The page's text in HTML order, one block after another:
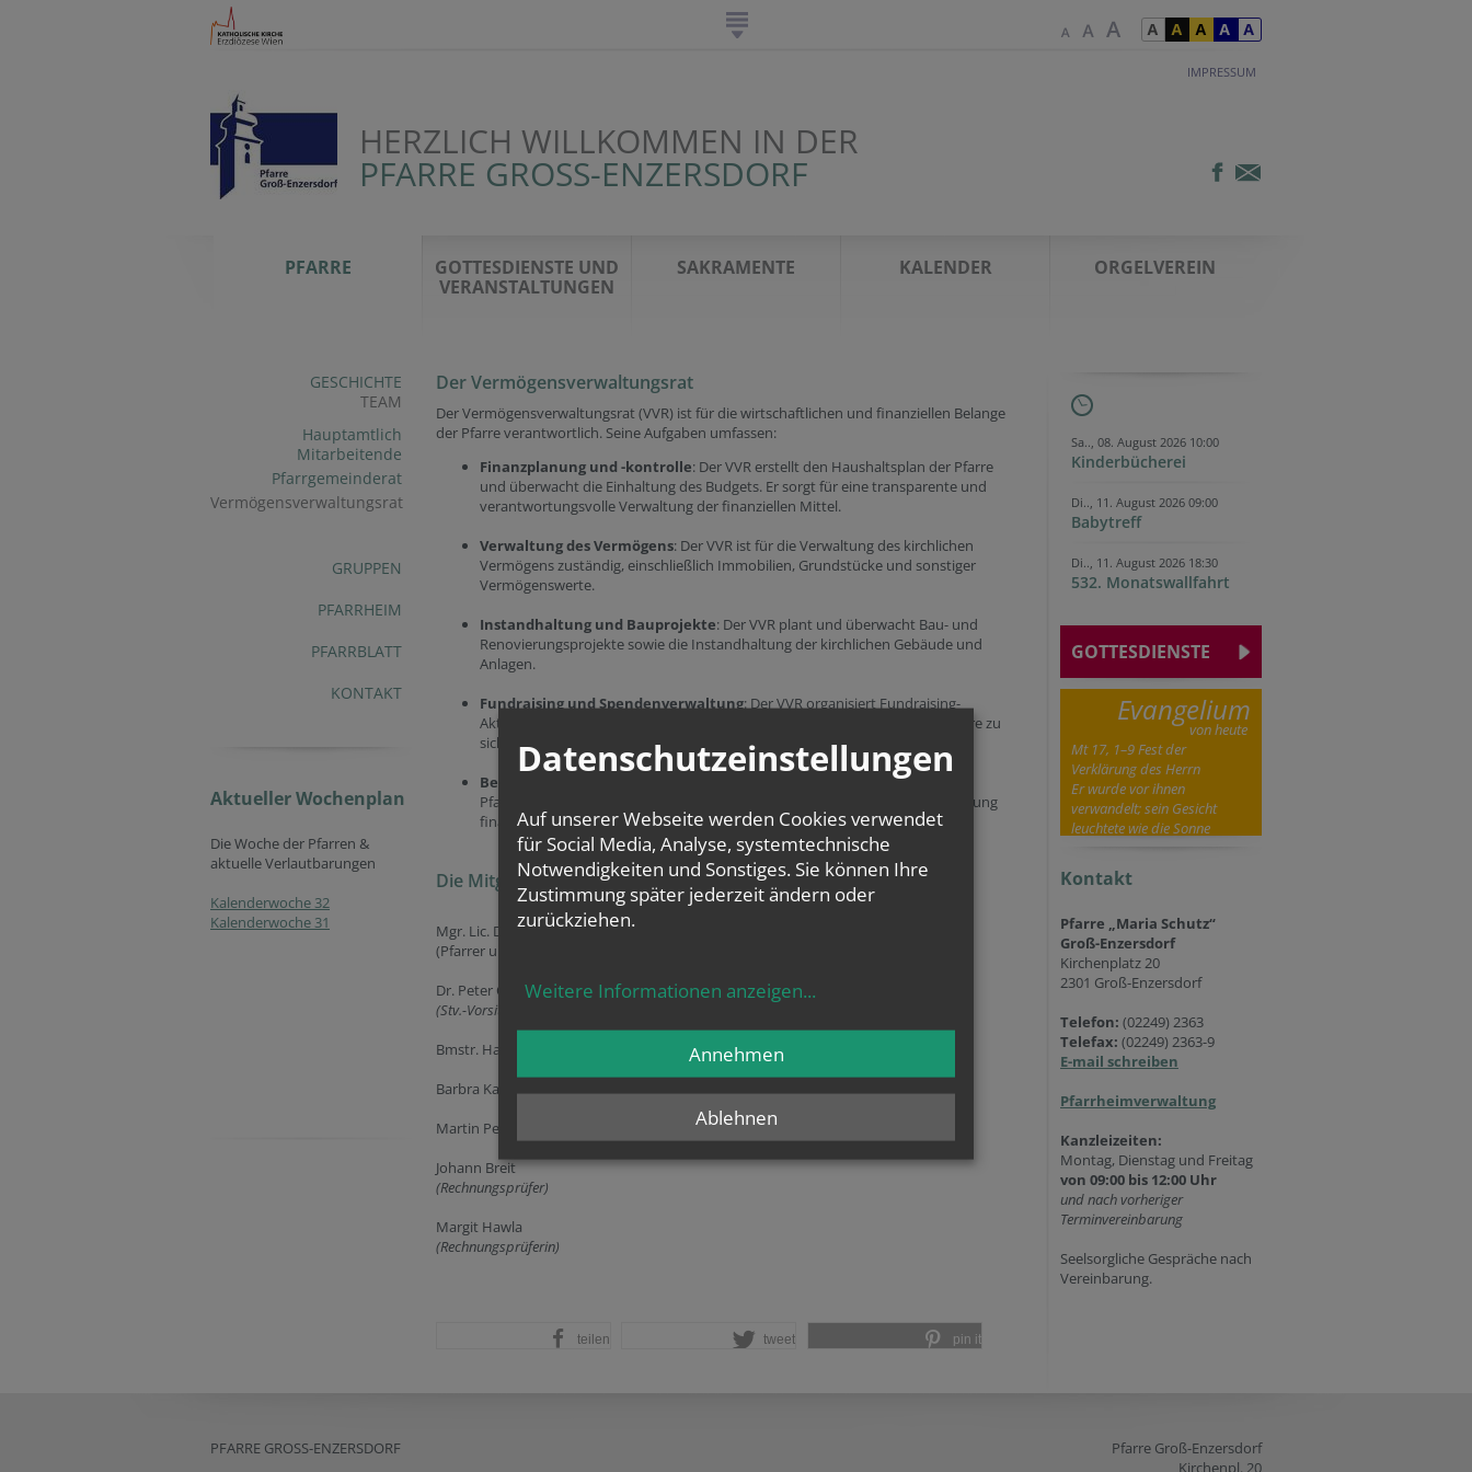
IMPRESSUM
HERZLICH WILLKOMMEN IN DER
PFARRE GROSS-ENZERSDORF
PFARRE
GOTTESDIENSTE UND
VERANSTALTUNGEN
SAKRAMENTE KALENDER ORGELVEREIN
GESCHICHTE
TEAM
Hauptamtlich
Mitarbeitende
Pfarrgemeinderat
Vermögensverwaltungsrat
GRUPPEN
PFARRHEIM
PFARRBLATT
KONTAKT
Aktueller Wochenplan
Die Woche der Pfarren &
aktuelle Verlautbarungen
Kalenderwoche 32
Kalenderwoche 31
Der Vermögensverwaltungsrat
Der Vermögensverwaltungsrat (VVR) ist für die wirtschaftlichen und finanziellen Belange
der Pfarre verantwortlich. Seine Aufgaben umfassen:
Finanzplanung und -kontrolle: Der VVR erstellt den Haushaltsplan der Pfarre
und überwacht die Einhaltung des Budgets. Er sorgt für eine transparente und
verantwortungsvolle Verwaltung der finanziellen Mittel.
Verwaltung des Vermögens: Der VVR ist für die Verwaltung des kirchlichen
Vermögens zuständig, einschließlich Immobilien, Grundstücke und sonstiger
Vermögenswerte.
Instandhaltung und Bauprojekte: Der VVR plant und überwacht Bau- und
Renovierungsprojekte sowie die Instandhaltung der kirchlichen Gebäude und
Anlagen.
Fundraising und Spendenverwaltung: Der VVR organisiert Fundraising-
Aktivitäten und verwaltet Spenden, um die finanziellen Ressourcen der Pfarre zu
sichern und auszubauen.
Beratung und Unterstützung
: Der VVR berät den Pfarrer und den
Pfarrgemeinderat in wirtschaftlichen Fragen und unterstützt bei der Umsetzung
finanzieller Entscheidungen.
Die Mitglieder des VVR
Mgr. Lic. Dr. Arkadiusz Borowski
(Pfarrer und Mitglied des Pfarrleitungsteams)
Dr. Peter Cepuder
(Stv.-Vorsitzender)
Bmstr. Hans Leitgeb
Barbra Kargl, BA
Martin Peter Steiner
Johann Breit
(Rechnungsprüfer)
Margit Hawla
(Rechnungsprüferin)
teilen tweet pin it
Sa.., 08. August 2026 10:00
Kinderbücherei
Di.., 11. August 2026 09:00
Babytreff
Di.., 11. August 2026 18:30
532. Monatswallfahrt
GOTTESDIENSTE
Evangelium
von heute
Mt 17, 1–9 Fest der
Verklärung des Herrn
Er wurde vor ihnen
verwandelt; sein Gesicht
leuchtete wie die Sonne
Kontakt
Pfarre „Maria Schutz“
Groß-Enzersdorf
Kirchenplatz 20
2301 Groß-Enzersdorf
Telefon: (02249) 2363
Telefax: (02249) 2363-9
E-mail schreiben
Pfarrheimverwaltung
Kanzleizeiten:
Montag, Dienstag und Freitag
von 09:00 bis 12:00 Uhr
und nach vorheriger
Terminvereinbarung
Seelsorgliche Gespräche nach
Vereinbarung.
PFARRE GROSS-ENZERSDORF
Pfarre Groß-Enzersdorf
Kirchenpl. 20
Datenschutzeinstellungen
Auf unserer Webseite werden Cookies verwendet
für Social Media, Analyse, systemtechnische
Notwendigkeiten und Sonstiges. Sie können Ihre
Zustimmung später jederzeit ändern oder
zurückziehen.
Weitere Informationen anzeigen...
Ablehnen
Annehmen